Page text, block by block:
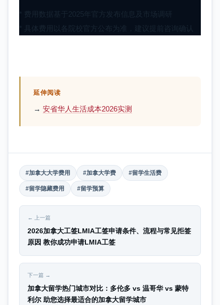
* 费用数据基于2025年官方发布信息及市场调研
* 具体费用以各院校官方公布为准，建议提前咨询确认
延伸阅读
→ 安省华人生活成本2026实测
#加拿大大学费用 #加拿大学费 #留学生活费
#留学隐藏费用 #留学预算
← 上一篇
2026加拿大工签LMIA工签申请条件、流程与常见拒签
原因 教你成功申请LMIA工签
下一篇 →
加拿大留学热门城市对比：多伦多 vs 温哥华 vs 蒙特
利尔 助您选择最适合的加拿大留学城市